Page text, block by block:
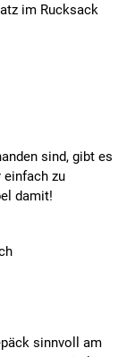
im Rucksack
sind, gibt es
einfach zu
damit!
sinnvoll am